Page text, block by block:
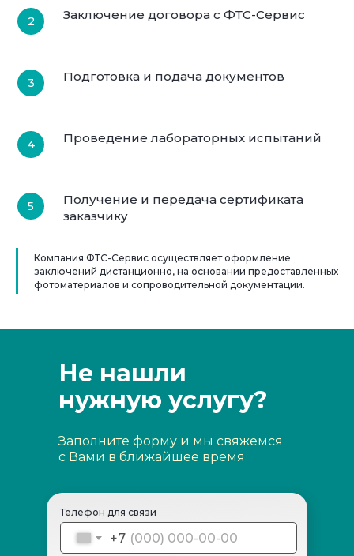
Заключение договора с ФТС-Сервис
Подготовка и подача документов
Проведение лабораторных испытаний
Получение и передача сертификата
заказчику
Компания ФТС-Сервис осуществляет оформление
заключений дистанционно, на основании предоставленных
фотоматериалов и сопроводительной документации.
Телефон для связи
+7
Не нашли
нужную услугу?
Заполните форму и мы свяжемся
с Вами в ближайшее время